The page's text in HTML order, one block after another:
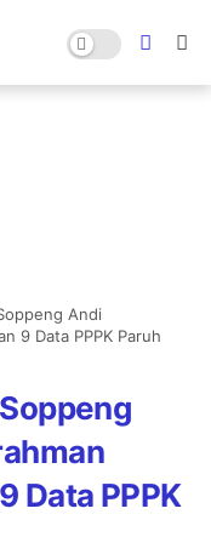
Andi
9 Data PPPK Paruh
Data PPPK